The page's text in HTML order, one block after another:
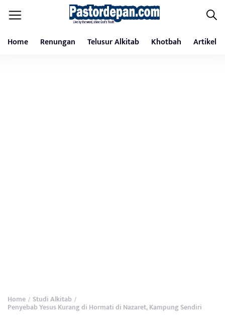
Home Renungan Telusur Alkitab Khotbah Artikel
Home / Studi Alkitab /
Penyebab Yesus Kurang di Hormati di Nazaret, Kampung Sendiri